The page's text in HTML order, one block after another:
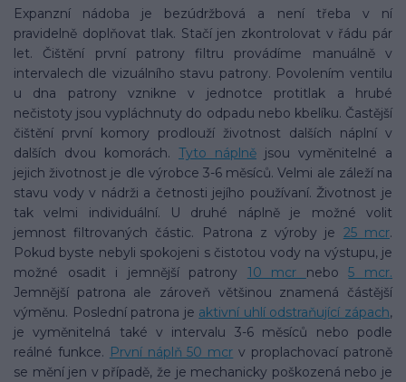
Expanzní nádoba je bezúdržbová a není třeba v ní
pravidelně doplňovat tlak. Stačí jen zkontrolovat v řádu pár
let. Čištění první patrony filtru provádíme manuálně v
intervalech dle vizuálního stavu patrony. Povolením ventilu
u dna patrony vznikne v jednotce protitlak a hrubé
nečistoty jsou vypláchnuty do odpadu nebo kbelíku. Častější
čištění první komory prodlouží životnost dalších náplní v
dalších dvou komorách. Tyto náplnějsou vyměnitelné a
jejich životnost je dle výrobce 3-6 měsíců. Velmi ale záleží na
stavu vody v nádrži a četnosti jejího používaní. Životnost je
tak velmi individuální. U druhé náplně je možné volit
jemnost filtrovaných částic. Patrona z výroby je 25 mcr.
Pokud byste nebyli spokojeni s čistotou vody na výstupu, je
možné osadit i jemnější patrony 10 mcr nebo5 mcr.
Jemnější patrona ale zároveň většinou znamená částější
výměnu. Poslední patrona je aktivní uhlí odstraňující zápach,
je vyměnitelná také v intervalu 3-6 měsíců nebo podle
reálné funkce. První náplň 50 mcr v proplachovací patroně
se mění jen v případě, že je mechanicky poškozená nebo je